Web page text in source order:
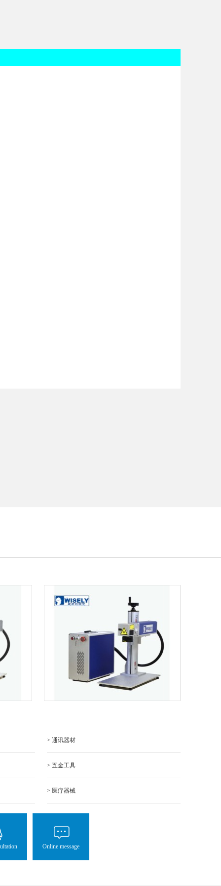
> 通讯器材
> 五金工具
> 医疗器械
Online message